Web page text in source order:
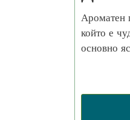
Ароматен
който е
основно